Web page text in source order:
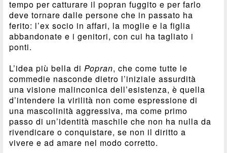
tempo per catturare il popran fuggito e per farlo
deve tornare dalle persone che in passato ha
ferito: l’ex socio in affari, la moglie e la figlia
abbandonate e i genitori, con cui ha tagliato i
ponti.
L’idea più bella di Popran, che come tutte le
commedie nasconde dietro l’iniziale assurdità
una visione malinconica dell’esistenza, è quella
d’intendere la virilità non come espressione di
una mascolinità aggressiva, ma come primo
passo di un’identità maschile che non ha nulla da
rivendicare o conquistare, se non il diritto a
vivere e ad amare nel modo corretto.